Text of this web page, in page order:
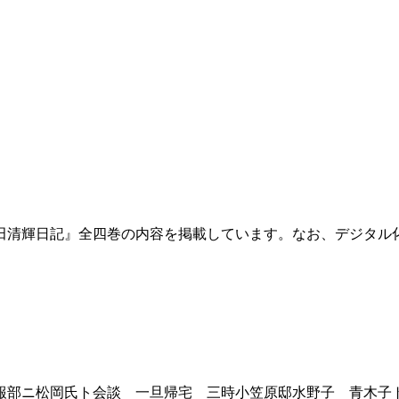
清輝日記』全四巻の内容を掲載しています。なお、デジタ
松岡氏ト会談 一旦帰宅 三時小笠原邸水野子 青木子